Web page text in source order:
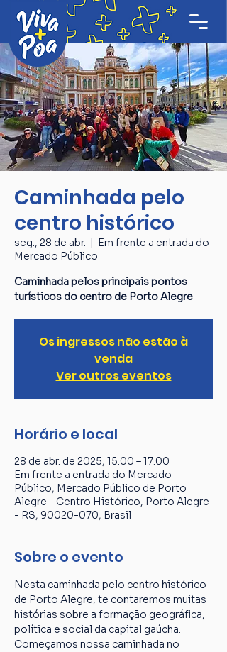
Caminhada pelo
centro histórico
seg., 28 de abr.
  |
Em frente a entrada do
Mercado Público
Caminhada pelos principais pontos
turísticos do centro de Porto Alegre
Os ingressos não estão à
venda
Ver outros eventos
Horário e local
28 de abr. de 2025, 15:00 – 17:00
Em frente a entrada do Mercado
Público, Mercado Público de Porto
Alegre - Centro Histórico, Porto Alegre
- RS, 90020-070, Brasil
Sobre o evento
Nesta caminhada pelo centro histórico
de Porto Alegre, te contaremos muitas
histórias sobre a formação geográfica,
política e social da capital gaúcha.
Começamos nossa caminhada no